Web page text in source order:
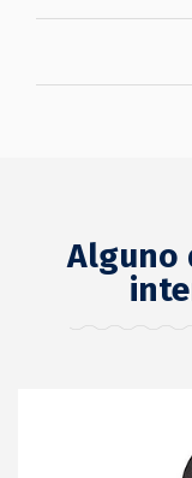
Alguno